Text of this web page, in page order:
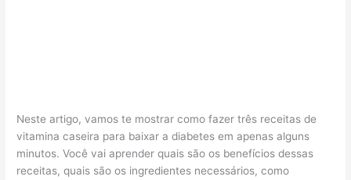
Neste artigo, vamos te mostrar como fazer três receitas de
vitamina caseira para baixar a diabetes em apenas alguns
minutos. Você vai aprender quais são os benefícios dessas
receitas, quais são os ingredientes necessários, como